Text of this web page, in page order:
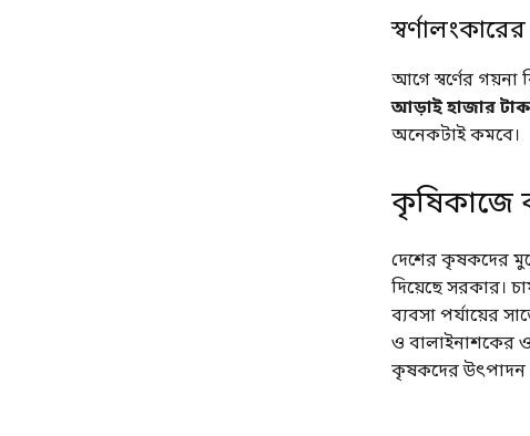
আগে স্বর্ণের গয়না
আড়াই হাজার
অনেকটাই কমবে।
কৃষিকাজে
দেশের কৃষকদের
দিয়েছে সরকার।
ব্যবসা পর্যায়ের
ও বালাইনাশকের
কৃষকদের